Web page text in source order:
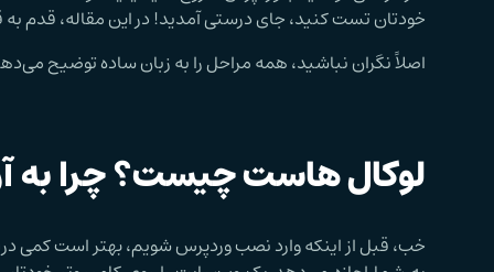
خودتان تست کنید، جای درستی آمدید!در این مقاله، قدم
اصلاً نگران نباشید، همه مراحل را به زبان ساده توضیح
لوکال هاست چیست؟ چرا به
خب، قبل از اینکه وارد نصب وردپرس شویم، بهتر است